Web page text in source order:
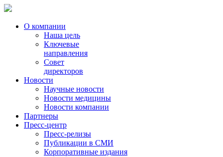
О компании
Наша цель
Ключевые
направления
Совет
директоров
Новости
Научные новости
Новости медицины
Новости компании
Партнеры
Пресс-центр
Пресс-релизы
Публикации в СМИ
Корпоративные издания